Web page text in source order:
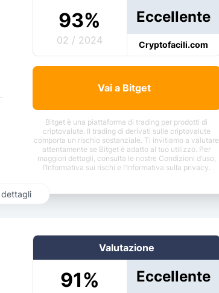
93%
02 / 2024
Eccellente
Cryptofacili.com
Vai a Bitget
Bitget è una piattaforma di trading per prodotti di
criptovalute. Il trading di derivati sulle criptovalute
comporta un rischio sostanziale. Ti invitiamo a valutare
attentamente se Bitget è adatto al tuo utilizzo. Per
maggiori dettagli, consulta le nostre Condizioni d’uso,
l’Informativa sui rischi e l’Informativa sulla privacy.
Valutazione
91% Eccellente